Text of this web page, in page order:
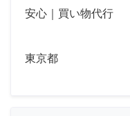
安心｜買い物代行
東京都